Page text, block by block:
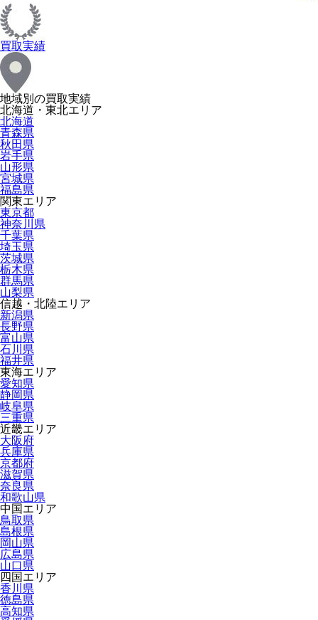
買取実績
地域別の買取実績
北海道・東北エリア
北海道
青森県
秋田県
岩手県
山形県
宮城県
福島県
関東エリア
東京都
神奈川県
千葉県
埼玉県
茨城県
栃木県
群馬県
山梨県
信越・北陸エリア
新潟県
長野県
富山県
石川県
福井県
東海エリア
愛知県
静岡県
岐阜県
三重県
近畿エリア
大阪府
兵庫県
京都府
滋賀県
奈良県
和歌山県
中国エリア
鳥取県
島根県
岡山県
広島県
山口県
四国エリア
香川県
徳島県
高知県